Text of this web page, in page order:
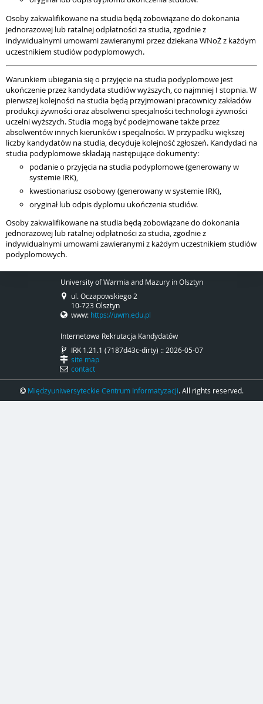
Osoby zakwalifikowane na studia będą zobowiązane do dokonania
jednorazowej lub ratalnej odpłatności za studia, zgodnie z
indywidualnymi umowami zawieranymi przez dziekana WNoŻ z każdym
uczestnikiem studiów podyplomowych.
Warunkiem ubiegania się o przyjęcie na studia podyplomowe jest
ukończenie przez kandydata studiów wyższych, co najmniej I stopnia. W
pierwszej kolejności na studia będą przyjmowani pracownicy zakładów
produkcji żywności oraz absolwenci specjalności technologii żywności
uczelni wyższych. Studia mogą być podejmowane także przez
absolwentów innych kierunków i specjalności. W przypadku większej
liczby kandydatów na studia, decyduje kolejność zgłoszeń. Kandydaci na
studia podyplomowe składają następujące dokumenty:
podanie o przyjęcia na studia podyplomowe (generowany w
systemie IRK),
kwestionariusz osobowy (generowany w systemie IRK),
oryginał lub odpis dyplomu ukończenia studiów.
Osoby zakwalifikowane na studia będą zobowiązane do dokonania
jednorazowej lub ratalnej odpłatności za studia, zgodnie z
indywidualnymi umowami zawieranymi z każdym uczestnikiem studiów
podyplomowych.
University of Warmia and Mazury in Olsztyn
ul. Oczapowskiego 2
10-723 Olsztyn
www: https://uwm.edu.pl
Internetowa Rekrutacja Kandydatów
IRK 1.21.1 (7187d43c-dirty) :: 2026-05-07
site map
contact
Międzyuniwersyteckie Centrum Informatyzacji. All rights reserved.